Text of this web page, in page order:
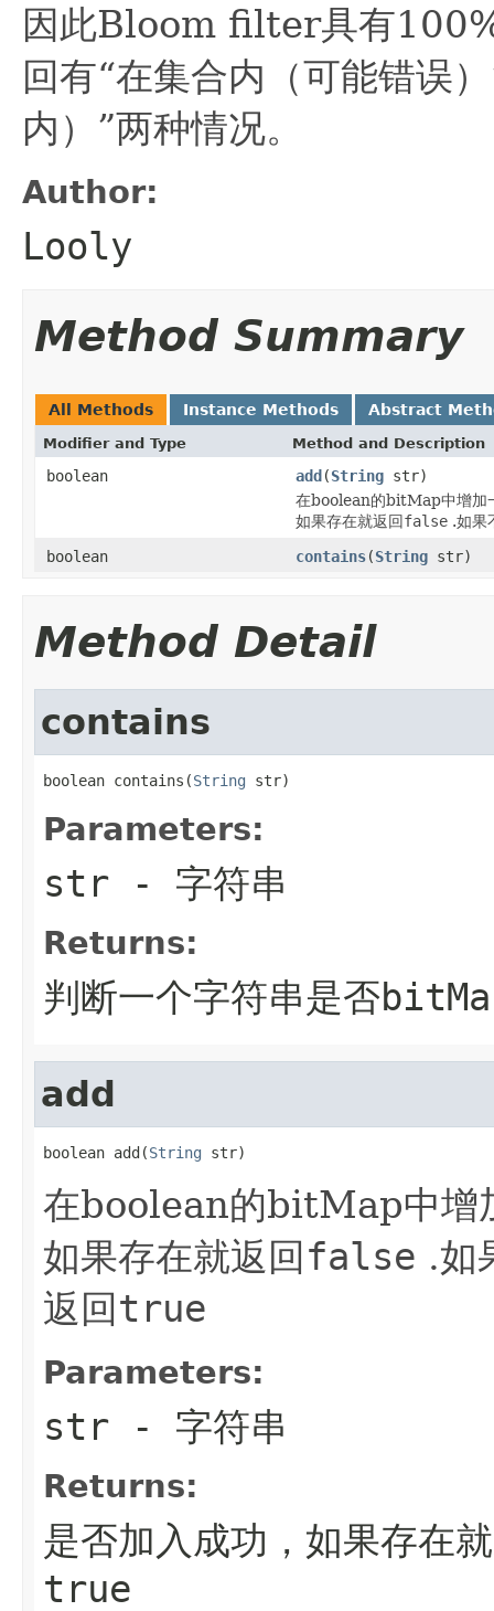
因此Bloom filter具有
回有“在集合内（可能错误
内）”两种情况。
Author:
Looly
Method Summary
All Methods Instance Methods Abstract
Modifier and Type Method and Description
boolean add(String str)
在boolean的bitMap中增加
如果存在就返回false .如果
boolean
contains(String str)
Method Detail
contains
boolean contains(String str)
Parameters:
str - 字符串
Returns:
判断一个字符串是否
add
boolean add(String str)
在boolean的bitMap中增
如果存在就返回false .如
返回true
Parameters:
str - 字符串
Returns:
是否加入成功，如果存在
true